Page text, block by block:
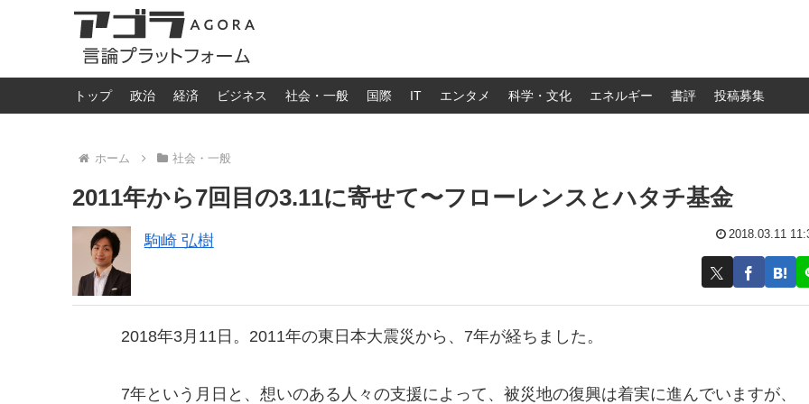
トップ 政治 経済 ビジネス 社会・一般 国際 IT エンタメ 科学・文化 エネルギー 書評 投稿募集
ホーム 社会・一般
2011年から7回目の3.11に寄せて〜フローレンスとハタチ基金
駒崎 弘樹 2018.03.11
2018年3月11日。2011年の東日本大震災から、7年が経ちました。
7年という月日と、想いのある人々の支援によって、被災地の復興は着実に進んでいますが、